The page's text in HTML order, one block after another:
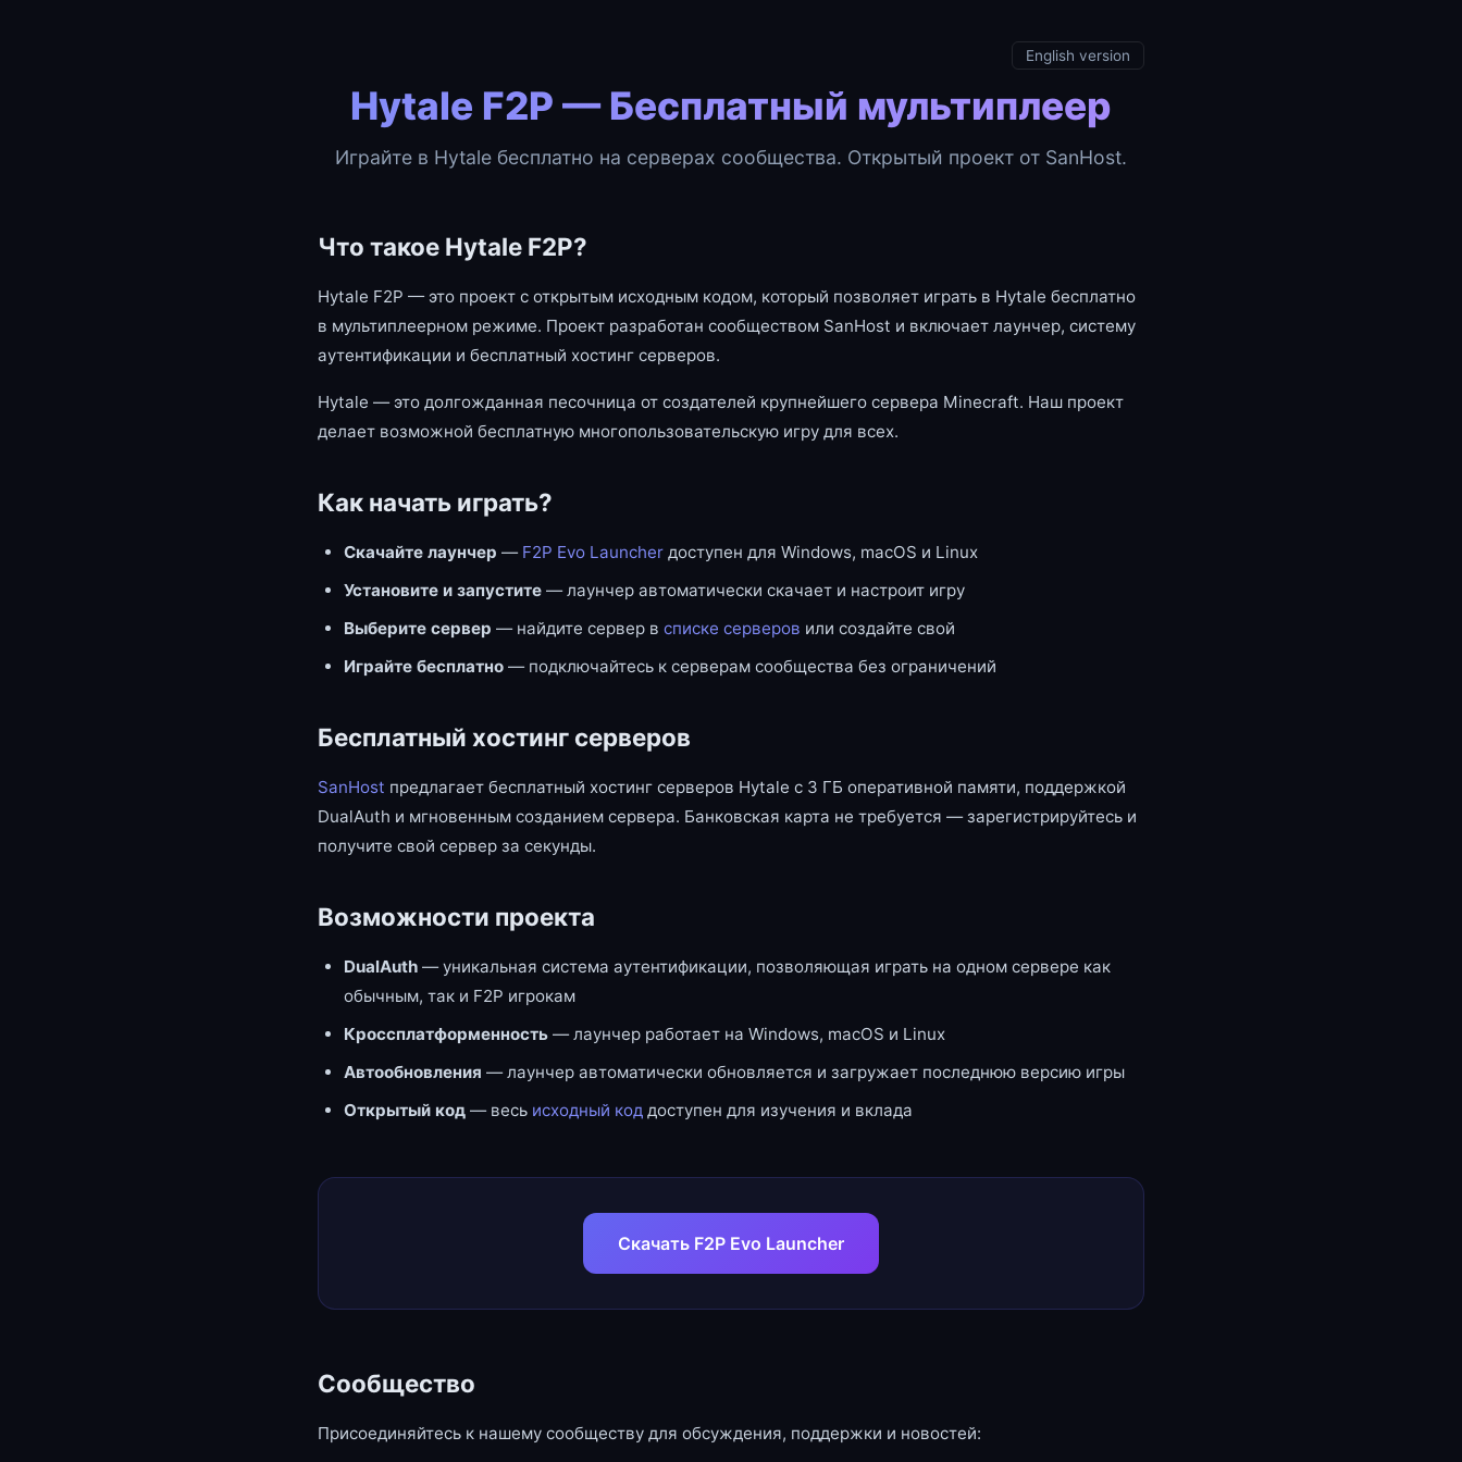
English version
Hytale F2P — Бесплатный мультиплеер
Играйте в Hytale бесплатно на серверах сообщества. Открытый проект от SanHost.
Что такое Hytale F2P?
Hytale F2P — это проект с открытым исходным кодом, который позволяет играть в Hytale бесплатно
в мультиплеерном режиме. Проект разработан сообществом SanHost и включает лаунчер, систему
аутентификации и бесплатный хостинг серверов.
Hytale — это долгожданная песочница от создателей крупнейшего сервера Minecraft. Наш проект
делает возможной бесплатную многопользовательскую игру для всех.
Как начать играть?
Скачайте лаунчер — F2P Evo Launcher доступен для Windows, macOS и Linux
Установите и запустите — лаунчер автоматически скачает и настроит игру
Выберите сервер — найдите сервер в списке серверов или создайте свой
Играйте бесплатно — подключайтесь к серверам сообщества без ограничений
Бесплатный хостинг серверов
SanHost предлагает бесплатный хостинг серверов Hytale с 3 ГБ оперативной памяти, поддержкой
DualAuth и мгновенным созданием сервера. Банковская карта не требуется — зарегистрируйтесь и
получите свой сервер за секунды.
Возможности проекта
DualAuth — уникальная система аутентификации, позволяющая играть на одном сервере как
обычным, так и F2P игрокам
Кроссплатформенность — лаунчер работает на Windows, macOS и Linux
Автообновления — лаунчер автоматически обновляется и загружает последнюю версию игры
Открытый код — весь исходный код доступен для изучения и вклада
Скачать F2P Evo Launcher
Сообщество
Присоединяйтесь к нашему сообществу для обсуждения, поддержки и новостей: